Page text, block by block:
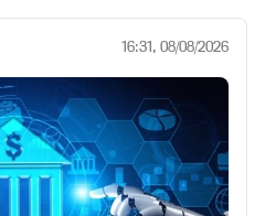
16:31, 08/08/2026